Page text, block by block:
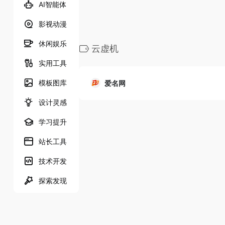
AI智能体
影视动漫
休闲娱乐
实用工具
模板图库
设计灵感
学习提升
站长工具
技术开发
探索发现
云虚机
爱名网